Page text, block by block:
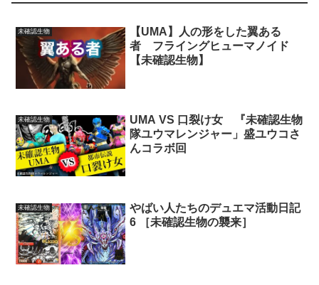
未確認生物
【UMA】人の形をした翼ある
者 フライングヒューマノイド
【未確認生物】
未確認生物
UMA VS 口裂け女 『未確認生物
隊ユウマレンジャー」盛ユウコさ
んコラボ回
未確認生物
やばい人たちのデュエマ活動日記
6 ［未確認生物の襲来］